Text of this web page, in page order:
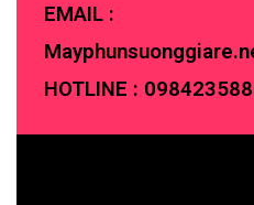
EMAIL :
HOTLINE :